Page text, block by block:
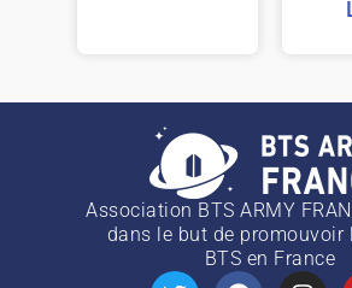
Association BTS ARMY
dans le but de promouvoir
BTS en France